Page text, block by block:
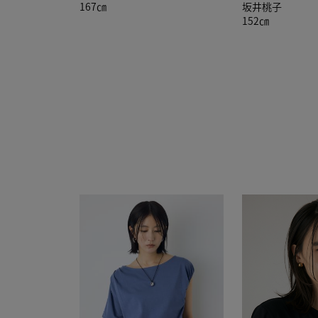
167㎝
坂井桃子
152㎝